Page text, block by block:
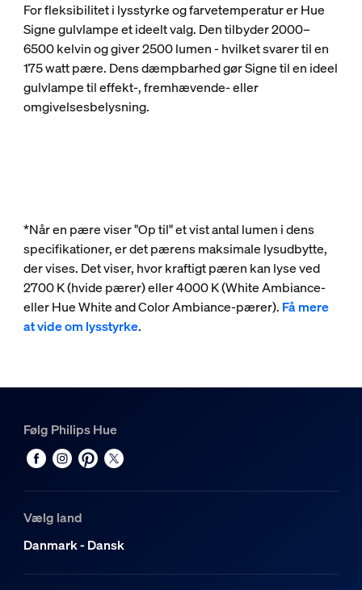
For fleksibilitet i lysstyrke og farvetemperatur er Hue
Signe gulvlampe et ideelt valg. Den tilbyder 2000–
6500 kelvin og giver 2500 lumen - hvilket svarer til en
175 watt pære. Dens dæmpbarhed gør Signe til en ideel
gulvlampe til effekt-, fremhævende- eller
omgivelsesbelysning.
*Når en pære viser "Op til" et vist antal lumen i dens
specifikationer, er det pærens maksimale lysudbytte,
der vises. Det viser, hvor kraftigt pæren kan lyse ved
2700 K (hvide pærer) eller 4000 K (White Ambiance-
eller Hue White and Color Ambiance-pærer). Få mere
at vide om lysstyrke.
Følg Philips Hue
Vælg land
Danmark - Dansk